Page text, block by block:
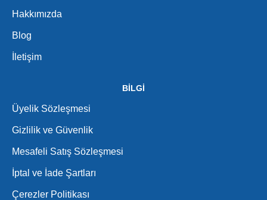
Hakkımızda
Blog
İletişim
BİLGİ
Üyelik Sözleşmesi
Gizlilik ve Güvenlik
Mesafeli Satış Sözleşmesi
İptal ve İade Şartları
Çerezler Politikası